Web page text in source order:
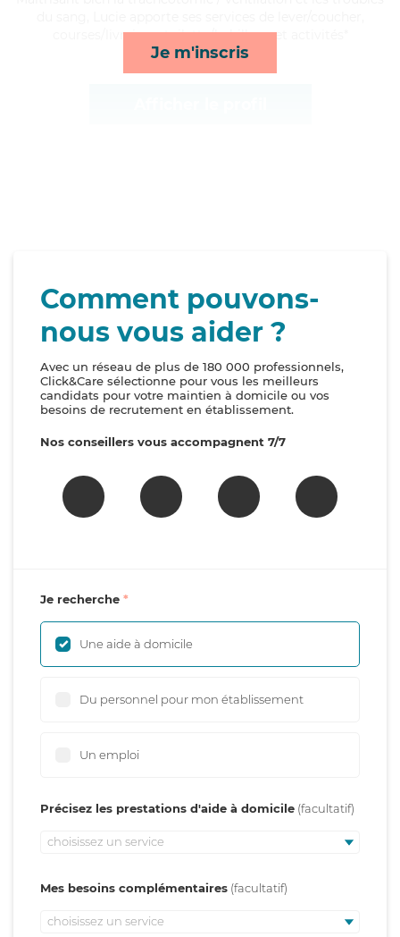
Je m'inscris
courses/livraison, toilette/habillage et activités*
Comment pouvons-
nous vous aider ?
Avec un réseau de plus de 180 000 professionnels,
Click&Care sélectionne pour vous les meilleurs
candidats pour votre maintien à domicile ou vos
besoins de recrutement en établissement.
Nos conseillers vous accompagnent 7/7
Je recherche
Une aide à domicile
Du personnel pour mon établissement
Un emploi
Précisez les prestations d'aide à domicile
choisissez un service
Mes besoins complémentaires
choisissez un service